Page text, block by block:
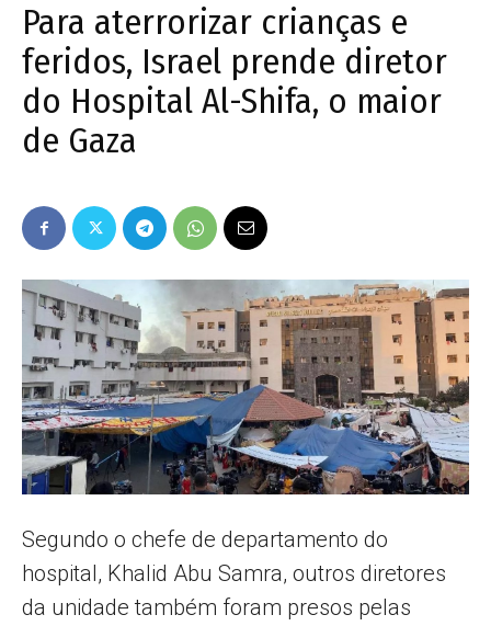
Popular
–
AL
Para aterrorizar crianças e
feridos, Israel prende diretor
do Hospital Al-Shifa, o maior
de Gaza
Segundo o chefe de departamento do
hospital, Khalid Abu Samra, outros diretores
da unidade também foram presos pelas